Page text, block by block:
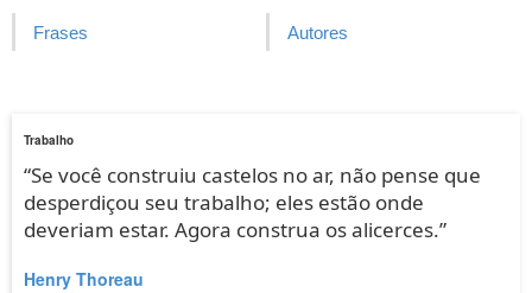
Frases Autores
Trabalho
“Se você construiu castelos no ar, não pense que
desperdiçou seu trabalho; eles estão onde
deveriam estar. Agora construa os alicerces.”
Henry Thoreau